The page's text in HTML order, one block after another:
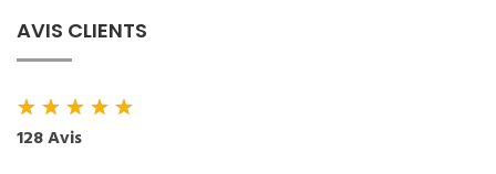
AVIS CLIENTS
★★★★★
128 Avis